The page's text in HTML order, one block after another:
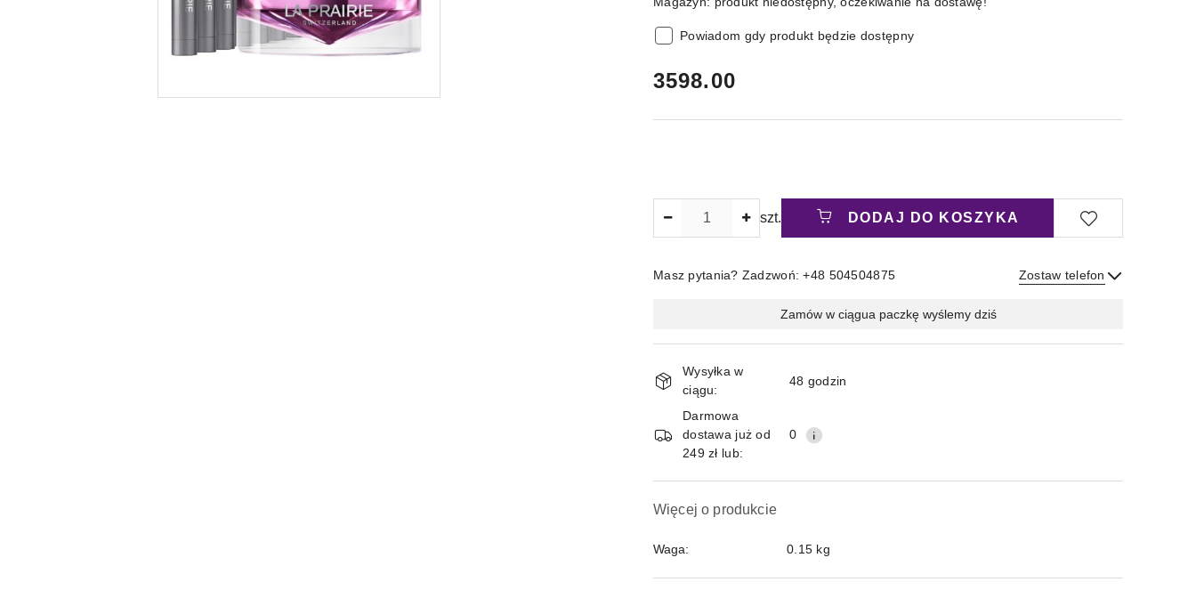
Powiadom gdy produkt będzie dostępny
cena:
3598.00
szt. DODAJ DO KOSZYKA
Masz pytania? Zadzwoń: +48 504504875 Zostaw telefon
i
dostawa
Zamów w ciągua paczkę wyślemy dziś
Wysyłka w
ciągu:
48 godzin
Darmowa
dostawa już od
249 zł lub:
0
Więcej o produkcie
Waga: 0.15 kg